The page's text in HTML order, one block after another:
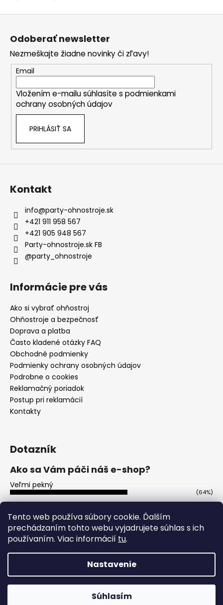
Tento web používa súbory cookie. Ďalším
prechádzaním tohto webu vyjadrujete súhlas s ich
používaním. Viac informácií tu.
Nastavenie
Súhlasím
Z
Odoberať newsletter
Nezmeškajte žiadne novinky či zľavy!
Email
Vložením e-mailu súhlasíte s podmienkami
ochrany osobných údajov
PRIHLÁSIŤ SA
Kontakt
info@party-ohnostroje.sk
+421 911 958 567
+421 905 948 567
Party-ohnostroje.sk FB
@party_ohnostroje
Informácie pre vás
Ako si vybrať ohňostroj
Ohňostroje a bezpečnosť
Doprava a platba
Často kladené otázky FAQ
Obchodné podmienky
Podmienky ochrany osobných údajov
Podrobne o cookies
Reklamačný poriadok
Postup pri reklamácií
Kontakty
Dotazník
Ako sa Vám páči náš e-shop?
Veľmi pekný
(64%)
Nepáči sa mi
Copyright 2026Party-ohnostroje.sk. Všetky práva
vyhradené.